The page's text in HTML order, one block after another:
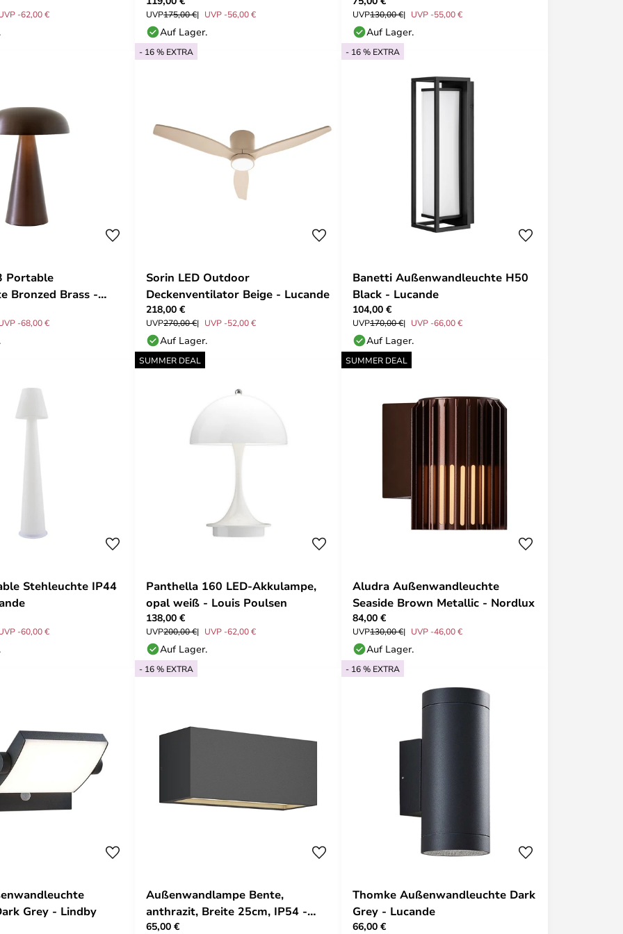
-62,00 € UVP175,00 € UVP -56,00 €
Auf Lager.
UVP130,00 € UVP -55,00 €
Auf Lager.
Portable
Bronzed Brass -
-68,00 €
- 16 % EXTRA
Sorin LED Outdoor
Deckenventilator Beige - Lucande
218,00 €
UVP270,00 € UVP -52,00 €
Auf Lager.
- 16 % EXTRA
Banetti Außenwandleuchte H50
Black - Lucande
104,00 €
UVP170,00 € UVP -66,00 €
Auf Lager.
Stehleuchte IP44
-60,00 €
SUMMER DEAL
Panthella 160 LED-Akkulampe,
opal weiß - Louis Poulsen
138,00 €
UVP200,00 € UVP -62,00 €
Auf Lager.
SUMMER DEAL
Aludra Außenwandleuchte
Seaside Brown Metallic - Nordlux
84,00 €
UVP130,00 € UVP -46,00 €
Auf Lager.
Grey - Lindby
- 16 % EXTRA
Außenwandlampe Bente,
anthrazit, Breite 25cm, IP54 -
Lucande
65,00 €
- 16 % EXTRA
Thomke Außenwandleuchte Dark
Grey - Lucande
66,00 €